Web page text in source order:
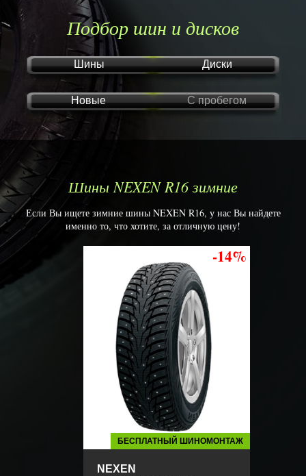
Подбор шин и дисков
Шины Диски
Новые С пробегом
Шины NEXEN R16 зимние
Если Вы ищете зимние шины NEXEN R16, у нас Вы найдете
именно то, что хотите, за отличную цену!
-14%
БЕСПЛАТНЫЙ ШИНОМОНТАЖ
NEXEN